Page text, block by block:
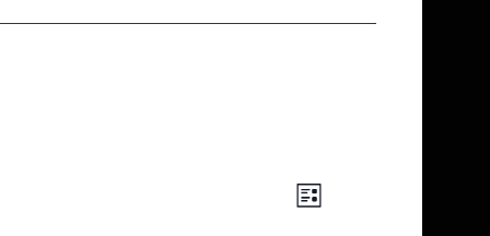
Navigation
Navigation
Liste